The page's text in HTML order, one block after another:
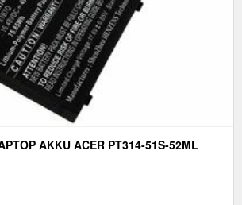
AKKU ACER PT314-51S-52ML